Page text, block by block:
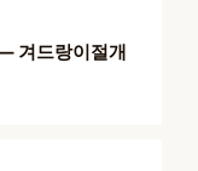
겨드랑이절개